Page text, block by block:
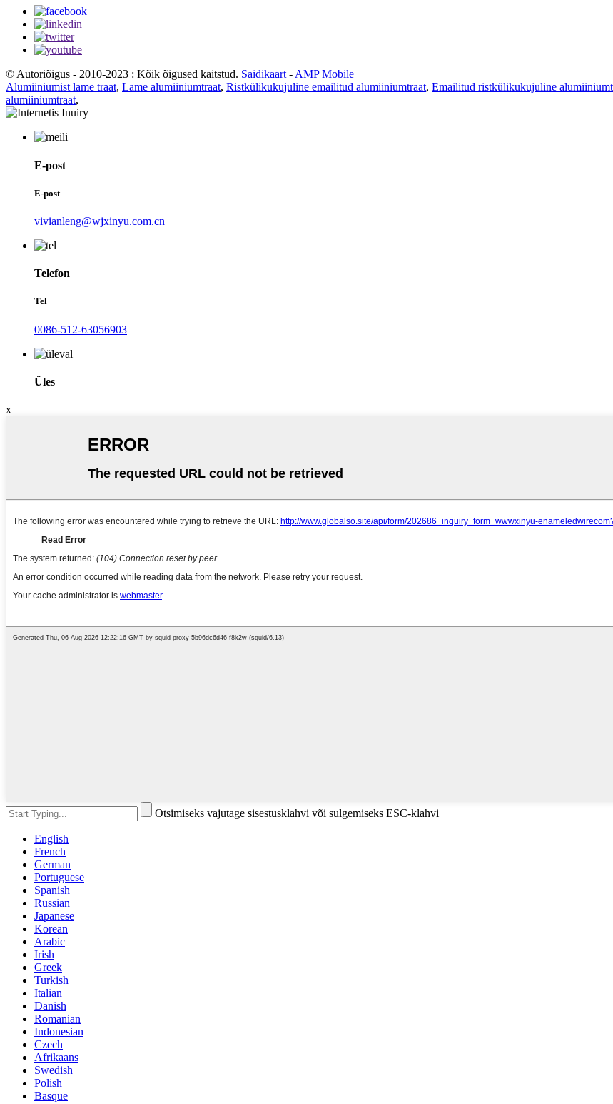
© Autoriõigus - 2010-2023 : Kõik õigused kaitstud. Saidikaart - AMP Mobile
Alumiiniumist lame traat, Lame alumiiniumtraat, Ristkülikukujuline emailitud alumiiniumtraat, Emailitud ristkülikukujuline
alumiiniumtraat,
E-post
E-post
vivianleng@wjxinyu.com.cn
Telefon
Tel
0086-512-63056903
Üles
x
Otsimiseks vajutage sisestusklahvi või sulgemiseks ESC-klahvi
English
French
German
Portuguese
Spanish
Russian
Japanese
Korean
Arabic
Irish
Greek
Turkish
Italian
Danish
Romanian
Indonesian
Czech
Afrikaans
Swedish
Polish
Basque